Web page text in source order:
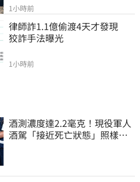
1小時前
律師詐1.1億偷渡4天才發現
狡詐手法曝光
1小時前
酒測濃度達2.2毫克！現役軍人
酒駕「接近死亡狀態」照樣開